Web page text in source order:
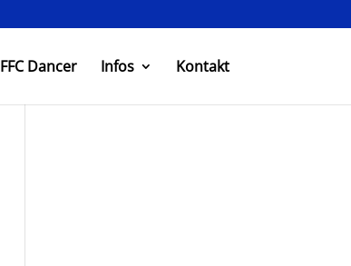
FFC Dancer Infos Kontakt